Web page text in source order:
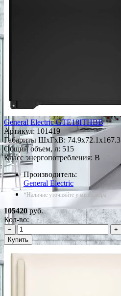
General Electric GTE18ITHBB
Артикул: 101419
Габариты ШxГxВ: 74.9x72.1x167.3
Общий объем, л: 515
Класс энергопотребления: B
Производитель:
General Electric
*Наличие уточняйте у менеджера
105420руб.
Кол-во:
−
+
Купить